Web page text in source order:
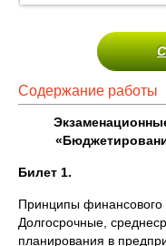
Содержание работы
Билет 1.
Принципы финансового
Долгосрочные,
планирования в